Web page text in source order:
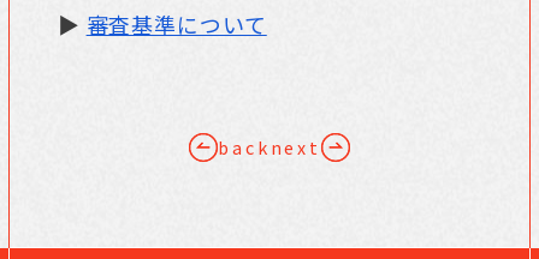
▶ 審査基準について
backnext